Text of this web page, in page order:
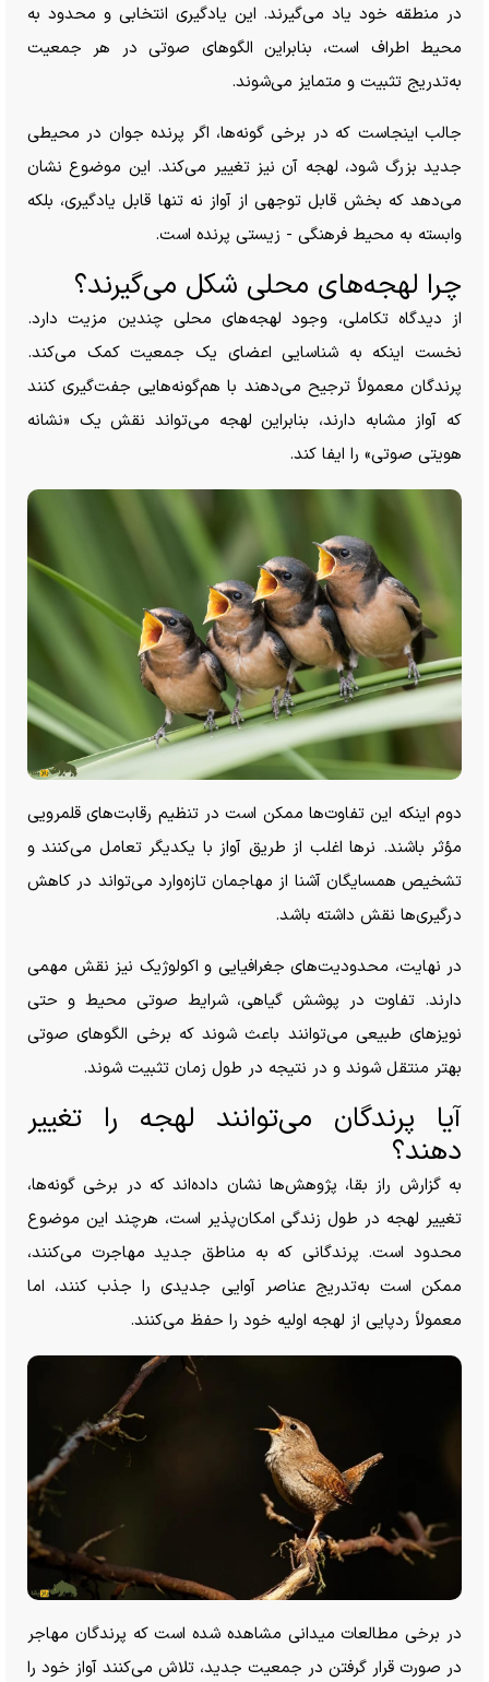
در منطقه خود یاد می‌گیرند. این یادگیری انتخابی و محدود به
محیط اطراف است، بنابراین الگو‌های صوتی در هر جمعیت
به‌تدریج تثبیت و متمایز می‌شوند.
جالب اینجاست که در برخی گونه‌ها، اگر پرنده جوان در محیطی
جدید بزرگ شود، لهجه آن نیز تغییر می‌کند. این موضوع نشان
می‌دهد که بخش قابل توجهی از آواز نه تنها قابل یادگیری، بلکه
وابسته به محیط فرهنگی - زیستی پرنده است.
چرا لهجه‌های محلی شکل می‌گیرند؟
از دیدگاه تکاملی، وجود لهجه‌های محلی چندین مزیت دارد.
نخست اینکه به شناسایی اعضای یک جمعیت کمک می‌کند.
پرندگان معمولاً ترجیح می‌دهند با هم‌گونه‌هایی جفت‌گیری کنند
که آواز مشابه دارند، بنابراین لهجه می‌تواند نقش یک «نشانه
هویتی صوتی» را ایفا کند.
دوم اینکه این تفاوت‌ها ممکن است در تنظیم رقابت‌های قلمرویی
مؤثر باشند. نر‌ها اغلب از طریق آواز با یکدیگر تعامل می‌کنند و
تشخیص همسایگان آشنا از مهاجمان تازه‌وارد می‌تواند در کاهش
درگیری‌ها نقش داشته باشد.
در نهایت، محدودیت‌های جغرافیایی و اکولوژیک نیز نقش مهمی
دارند. تفاوت در پوشش گیاهی، شرایط صوتی محیط و حتی
نویز‌های طبیعی می‌توانند باعث شوند که برخی الگو‌های صوتی
بهتر منتقل شوند و در نتیجه در طول زمان تثبیت شوند.
آیا پرندگان می‌توانند لهجه را تغییر
دهند؟
به گزارش راز بقا، پژوهش‌ها نشان داده‌اند که در برخی گونه‌ها،
تغییر لهجه در طول زندگی امکان‌پذیر است، هرچند این موضوع
محدود است. پرندگانی که به مناطق جدید مهاجرت می‌کنند،
ممکن است به‌تدریج عناصر آوایی جدیدی را جذب کنند، اما
معمولاً ردپایی از لهجه اولیه خود را حفظ می‌کنند.
در برخی مطالعات میدانی مشاهده شده است که پرندگان مهاجر
در صورت قرار گرفتن در جمعیت جدید، تلاش می‌کنند آواز خود را